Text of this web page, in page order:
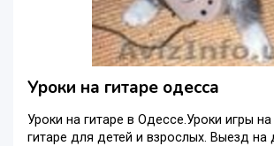
Уроки на гитаре одесса
Уроки на гитаре в Одессе.Уроки игры
гитаре для детей и взрослых. Выезд на